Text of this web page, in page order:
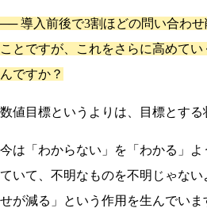
── 導入前後で3割ほどの問い合わ
ことですが、これをさらに高めて
んですか？
数値目標というよりは、目標とする
今は「わからない」を「わかる」
ていて、不明なものを不明じゃな
せが減る」という作用を生んでい